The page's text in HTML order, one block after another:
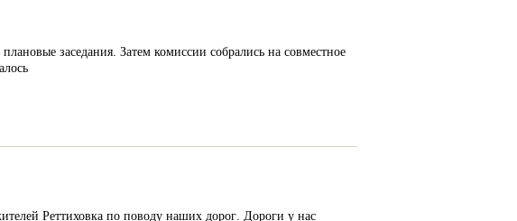
заседания. Затем комиссии собрались на совместное
Реттиховка по поводу наших дорог. Дороги у нас